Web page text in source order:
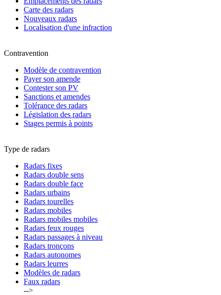
Carte des radars
Nouveaux radars
Localisation d'une infraction
Contravention
Modèle de contravention
Payer son amende
Contester son PV
Sanctions et amendes
Tolérance des radars
Législation des radars
Stages permis à points
Type de radars
Radars fixes
Radars double sens
Radars double face
Radars urbains
Radars tourelles
Radars mobiles
Radars mobiles mobiles
Radars feux rouges
Radars passages à niveau
Radars tronçons
Radars autonomes
Radars leurres
Modèles de radars
Faux radars
-->